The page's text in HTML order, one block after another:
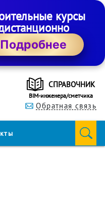
курсы
Подробнее
СПРАВОЧНИК
BIM-инженера/сметчика
Обратная связь